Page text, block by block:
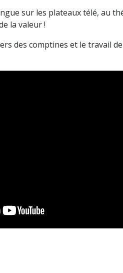
sur les plateaux télé, au
la valeur !
des comptines et le travail